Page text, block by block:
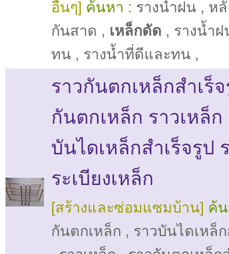
อื่นๆ] ค้นหา : รางน้ำฝน , ห
กันสาด , เหล็กดัด , รางน้ำ
ทน , รางน้ำที่ดีและทน ,
ราวกันตกเหล็กสำเร็
กันตกเหล็ก ราวเหล็ก
บันไดเหล็กสำเร็จรูป
ระเบียงเหล็ก
[สร้างและซ่อมแซมบ้าน] ค้
กันตกเหล็ก , ราวบันไดเหล็